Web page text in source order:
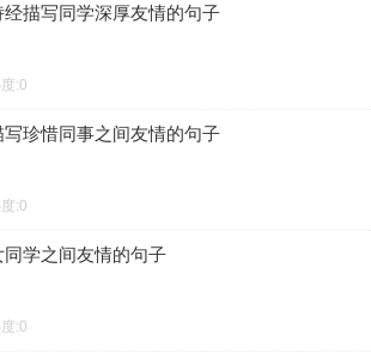
经描写同学深厚友情的句子
:0
写珍惜同事之间友情的句子
:0
同学之间友情的句子
:0